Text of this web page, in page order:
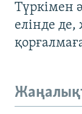
Түркімен
елінде